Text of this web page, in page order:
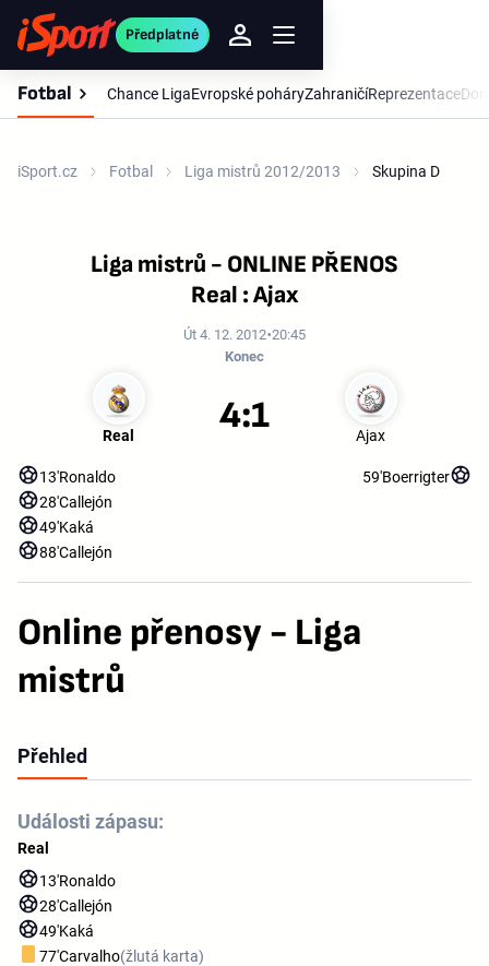
Předplatné
Fotbal Chance LigaEvropské poháryZahraničíReprezentace
iSport.cz Fotbal Liga mistrů 2012/2013 Skupina D
Liga mistrů - ONLINE PŘENOS
Real : Ajax
Út 4. 12. 2012 20:45
Konec
Real Ajax
4:1
13'Ronaldo
28'Callejón
49'Kaká
88'Callejón
59'Boerrigter
Online přenosy - Liga
mistrů
Přehled
Události zápasu:
Real
13'Ronaldo
28'Callejón
49'Kaká
77'Carvalho(žlutá karta)